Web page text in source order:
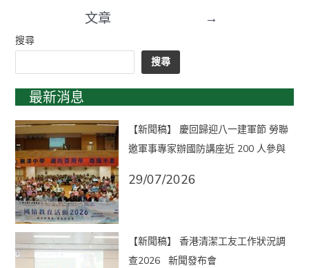
文章
→
搜尋
搜尋
最新消息
【新聞稿】 慶回歸迎八一建軍節 勞聯
邀軍事專家辦國防講座近 200 人參與
29/07/2026
【新聞稿】 香港清潔工友工作狀況調
查2026 新聞發布會